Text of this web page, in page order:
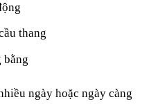
thang
bằng
ngày hoặc ngày càng